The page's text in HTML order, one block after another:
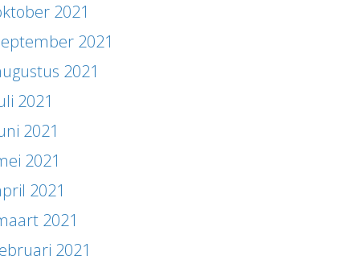
2021
2021
2021
2021
2021
2021
2021
2021
2021